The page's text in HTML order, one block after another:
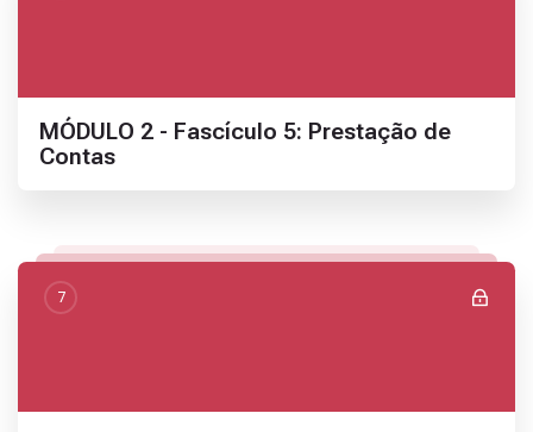
Nome da seção
MÓDULO 2 - Fascículo 5: Prestação de
Contas
7